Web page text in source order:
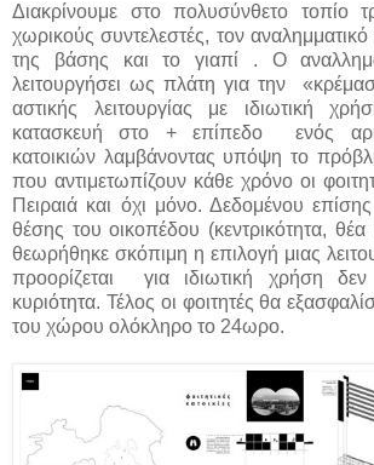
Διακρίνουμε στο πολυσύνθετο τοπίο
χωρικούς συντελεστές, τον
της βάσης και το γιαπί . Ο
λειτουργήσει ως πλάτη για την
αστικής λειτουργίας με ιδιωτική
κατασκευή στο + επίπεδο ενός
κατοικιών λαμβάνοντας υπόψη το
που αντιμετωπίζουν κάθε χρόνο οι
Πειραιά και όχι μόνο. Δεδομένου
θέσης του οικοπέδου (κεντρικότητα,
θεωρήθηκε σκόπιμη η επιλογή μιας
προορίζεται για ιδιωτική χρήση δεν
κυριότητα. Τέλος οι φοιτητές θα
του χώρου ολόκληρο το 24ωρο.